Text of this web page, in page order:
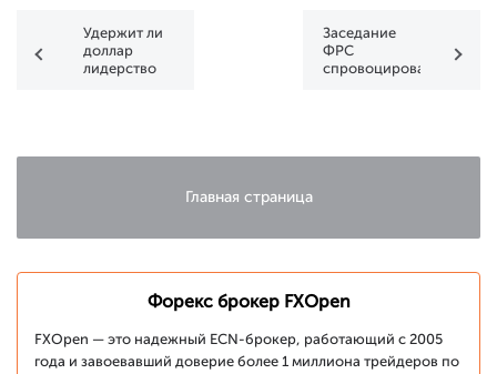
Удержит ли
доллар
лидерство
Заседание
ФРС
спровоцировало
Главная страница
Форекс брокер FXOpen
FXOpen — это надежный ECN-брокер, работающий с 2005
года и завоевавший доверие более 1 миллиона трейдеров по